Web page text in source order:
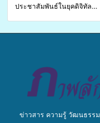
ประชาสัมพันธ์ในยุคดิจิทัล
ข่าวสาร ความรู้ วัฒนธรรม